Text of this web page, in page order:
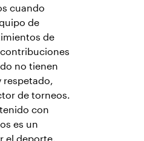
cuando
de
de
no tienen
respetado,
de torneos.
con
es un